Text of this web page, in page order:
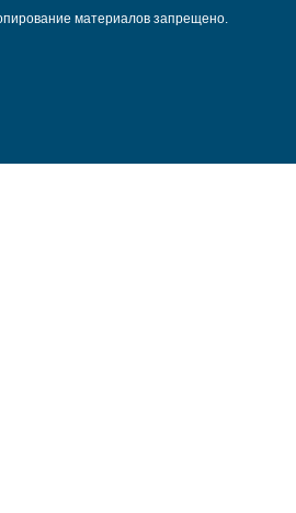
материалов запрещено.